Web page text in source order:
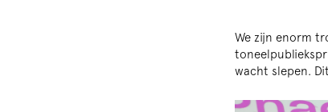
We zijn enorm
wacht slepen.